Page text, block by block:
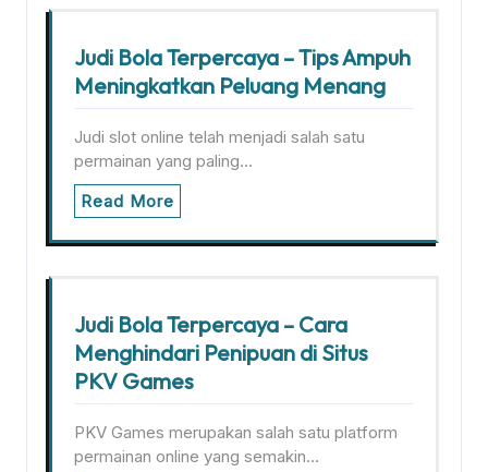
Judi Bola Terpercaya – Tips Ampuh
Meningkatkan Peluang Menang
Judi slot online telah menjadi salah satu
permainan yang paling…
Read More
Judi Bola Terpercaya – Cara
Menghindari Penipuan di Situs
PKV Games
PKV Games merupakan salah satu platform
permainan online yang semakin…